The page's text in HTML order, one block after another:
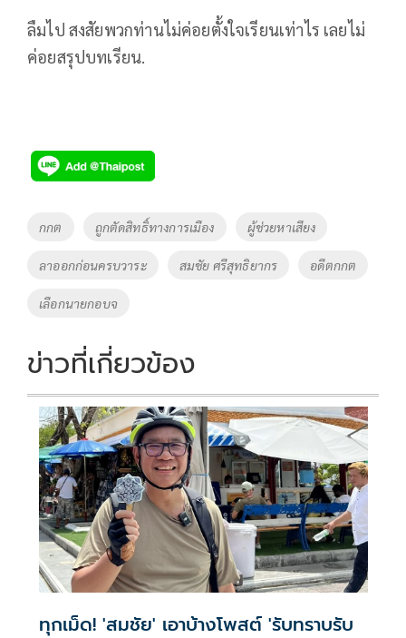
ลืมไป สงสัยพวกท่านไม่ค่อยตั้งใจเรียนเท่าไร เลยไม่
ค่อยสรุปบทเรียน.
Tags
กกต ถูกตัดสิทธิ์ทางการเมือง ผู้ช่วยหาเสียง
ลาออกก่อนครบวาระ สมชัย ศรีสุทธิยากร อดีตกกต
เลือกนายกอบจ
ข่าวที่เกี่ยวข้อง
ทุกเม็ด! 'สมชัย' เอาบ้างโพสต์ 'รับทราบรับ